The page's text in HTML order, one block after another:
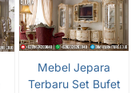
Mebel Jepara
Terbaru Set Bufet